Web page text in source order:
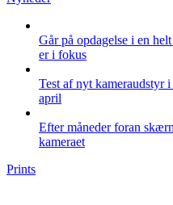
Går på opdagelse i en
er i fokus
Test af nyt kameraudstyr
april
Efter måneder foran
kameraet
Prints